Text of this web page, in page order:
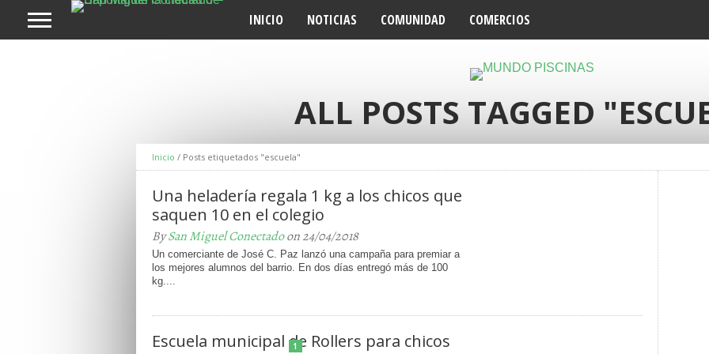
INICIO NOTICIAS COMUNIDAD COMERCIOS
ALL POSTS TAGGED
Inicio / Posts etiquetados "escuela"
Una heladería regala 1 kg a los chicos que
saquen 10 en el colegio
BySan Miguel Conectadoon 24/04/2018
Un comerciante de José C. Paz lanzó una campaña para premiar a
los mejores alumnos del barrio. En dos días entregó más de 100
kg....
1
Escuela municipal de Rollers para chicos